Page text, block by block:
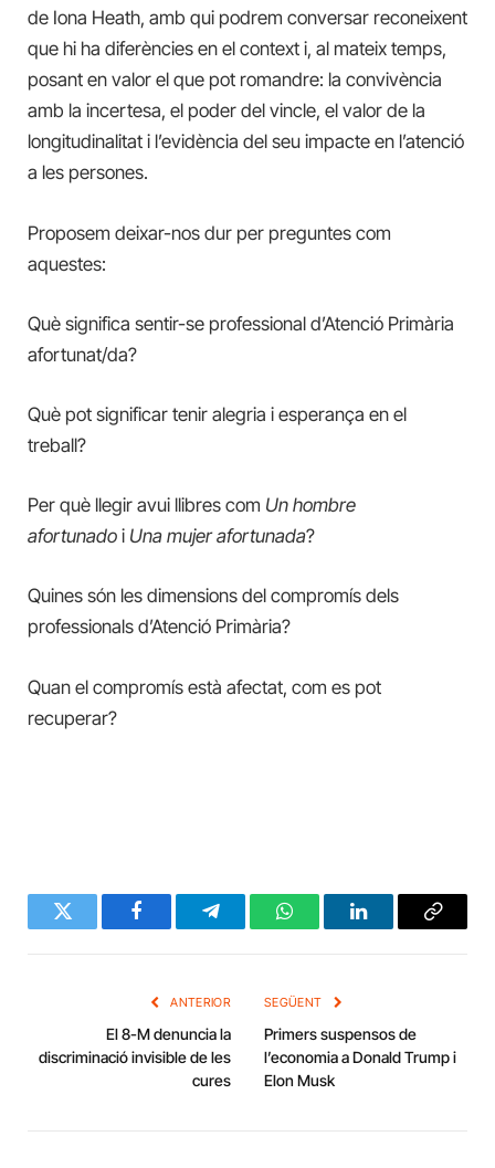
de Iona Heath, amb qui podrem conversar reconeixent
que hi ha diferències en el context i, al mateix temps,
posant en valor el que pot romandre: la convivència
amb la incertesa, el poder del vincle, el valor de la
longitudinalitat i l’evidència del seu impacte en l’atenció
a les persones.
Proposem deixar-nos dur per preguntes com
aquestes:
Què significa sentir-se professional d’Atenció Primària
afortunat/da?
Què pot significar tenir alegria i esperança en el
treball?
Per què llegir avui llibres com Un hombre
afortunado i Una mujer afortunada?
Quines són les dimensions del compromís dels
professionals d’Atenció Primària?
Quan el compromís està afectat, com es pot
recuperar?
Twitter FacebookTelegramWhatsAppLinkedInCopy
ANTERIOR
El 8-M denuncia la
discriminació invisible de les
cures
SEGÜENT
Primers suspensos de
l’economia a Donald Trump i
Elon Musk